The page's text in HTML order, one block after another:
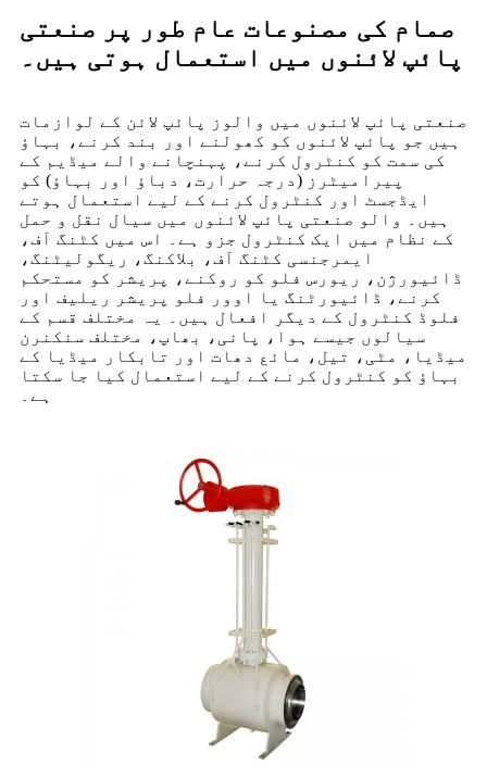
صمام کی مصنوعات عام طور پر صنعتی
پائپ لائنوں میں استعمال ہوتی ہیں۔
صنعتی پائپ لائنوں میں والوز پائپ لائن کے لوازمات
ہیں جو پائپ لائنوں کو کھولنے اور بند کرنے، بہاؤ
کی سمت کو کنٹرول کرنے، پہنچانے والے میڈیم کے
پیرامیٹرز (درجہ حرارت، دباؤ اور بہاؤ) کو
ایڈجسٹ اور کنٹرول کرنے کے لیے استعمال ہوتے
ہیں۔ والو صنعتی پائپ لائنوں میں سیال نقل و حمل
کے نظام میں ایک کنٹرول جزو ہے۔ اس میں کٹنگ آف،
ایمرجنسی کٹنگ آف، بلاکنگ، ریگولیٹنگ،
ڈائیورژن، ریورس فلو کو روکنے، پریشر کو مستحکم
کرنے، ڈائیورٹنگ یا اوور فلو پریشر ریلیف اور
فلوڈ کنٹرول کے دیگر افعال ہیں۔ یہ مختلف قسم کے
سیالوں جیسے ہوا، پانی، بھاپ، مختلف سنکنرن
میڈیا، مٹی، تیل، مائع دھات اور تابکار میڈیا کے
بہاؤ کو کنٹرول کرنے کے لیے استعمال کیا جا سکتا
ہے۔